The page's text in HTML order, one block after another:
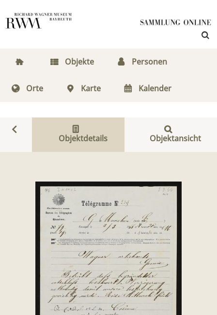
Objekte Personen
Orte Karte Kalender
Objektdetails Objektansicht